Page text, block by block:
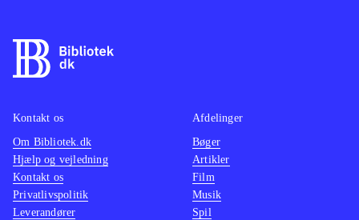
Spillets basale gameplay er ikke på
niveau med adventureklassikere som
fx Child of light, men udgivelsen er
over gennemsnittet for genren i kraft
af enkelheden og den charmerende
og sjove hovedfigur
Spil bygget over film flopper tit. Der
Kontakt os
Om Bibliotek.dk
Hjælp og vejledning
Kontakt os
Privatlivspolitik
Leverandører
Afdelinger
Bøger
Artikler
Film
Musik
Spil